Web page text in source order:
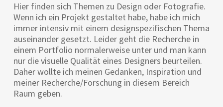
Hier finden sich Themen zu Design oder Fotografie.
Wenn ich ein Projekt gestaltet habe, habe ich mich
immer intensiv mit einem designspezifischen Thema
auseinander gesetzt. Leider geht die Recherche in
einem Portfolio normalerweise unter und man kann
nur die visuelle Qualität eines Designers beurteilen.
Daher wollte ich meinen Gedanken, Inspiration und
meiner Recherche/Forschung in diesem Bereich
Raum geben.